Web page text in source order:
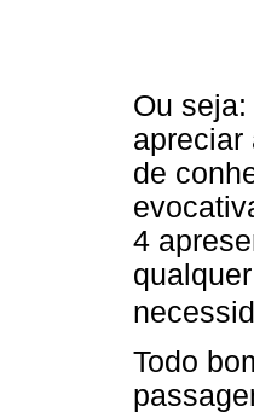
Ou
apreciar
de
4
Todo